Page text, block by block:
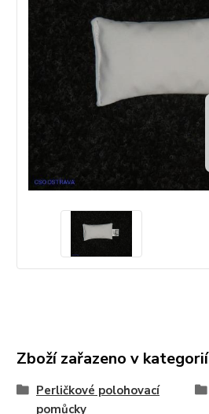
Zboží zařazeno v
Perličkové polohovací
pomůcky